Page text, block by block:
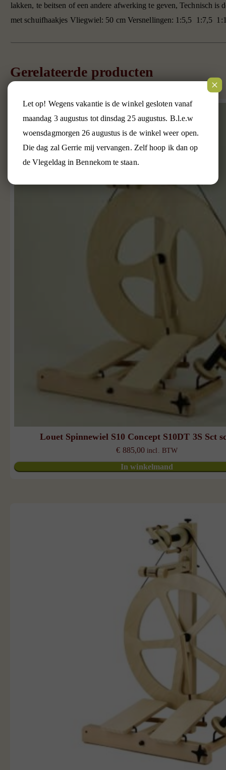
lakken, te beitsen of een andere afwerking te geven, Technisch is
met schuifhaakjes Vliegwiel: 50 cm Versnellingen: 1:5,5  1:7,5
Gerelateerde producten
Louet Spinnewiel S10 Concept S10DT 3S Sct
€ 885,00 incl. BTW
In winkelmand
Let op! Wegens vakantie is de winkel gesloten vanaf
maandag 3 augustus tot dinsdag 25 augustus. B.l.e.w
woensdagmorgen 26 augustus is de winkel weer open.
Die dag zal Gerrie mij vervangen. Zelf hoop ik dan op
de Vlegeldag in Bennekom te staan.